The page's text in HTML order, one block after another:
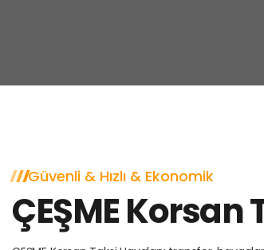
Güvenli & Hızlı & Ekonomik
ÇEŞME Korsan